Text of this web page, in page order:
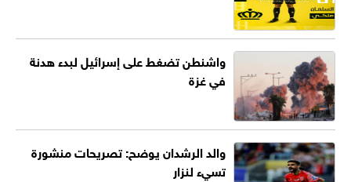
واشنطن تضغط على إسرائيل لبدء هدنة
في غزة
والد الرشدان يوضح: تصريحات منشورة
تسيء لنزار